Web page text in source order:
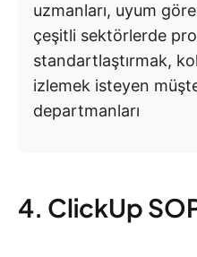
uzmanları, uyum
çeşitli sektörlerde
standartlaştırmak,
izlemek isteyen
departmanları
4. ClickUp